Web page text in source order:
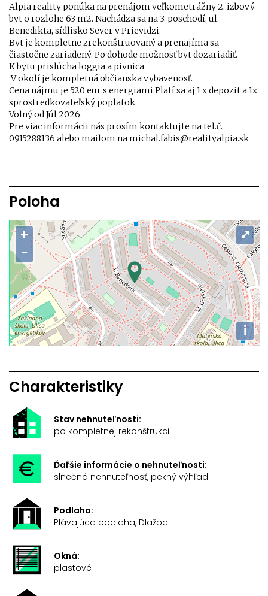
Alpia reality ponúka na prenájom veľkometrážny 2. izbový
byt o rozlohe 63 m2. Nachádza sa na 3. poschodí, ul.
Benedikta, sídlisko Sever v Prievidzi.
Byt je kompletne zrekonštruovaný a prenajíma sa
čiastočne zariadený. Po dohode možnosť byt dozariadiť.
K bytu prislúcha loggia a pivnica.
V okolí je kompletná občianska vybavenosť.
Cena nájmu je 520 eur s energiami.Platí sa aj 1 x depozit a 1x
sprostredkovateľský poplatok.
Volný od Júl 2026.
Pre viac informácii nás prosím kontaktujte na tel.č.
0915288136 alebo mailom na michal.fabis@realityalpia.sk
Poloha
+
−
i
⤢
Charakteristiky
Stav nehnuteľnosti:
po kompletnej rekonštrukcii
Ďaľšie informácie o nehnuteľnosti:
slnečná nehnuteľnosť, pekný výhľad
Podlaha:
Plávajúca podlaha, Dlažba
Okná:
plastové